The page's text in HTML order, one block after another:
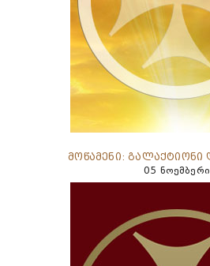
მოწამენი: გალაქტიონი
05 ნოემბერი